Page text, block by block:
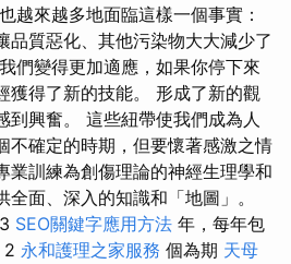
也越來越多地面臨這樣一個事實：
品質惡化、其他污染物大大減少了
們變得更加適應，如果你停下來
獲得了新的技能。 形成了新的觀
到興奮。 這些紐帶使我們成為人
不確定的時期，但要懷著感激之情
業訓練為創傷理論的神經生理學和
面、深入的知識和「地圖」。
SEO關鍵字應用方法 年，每年包
2 永和護理之家服務 個為期 天母